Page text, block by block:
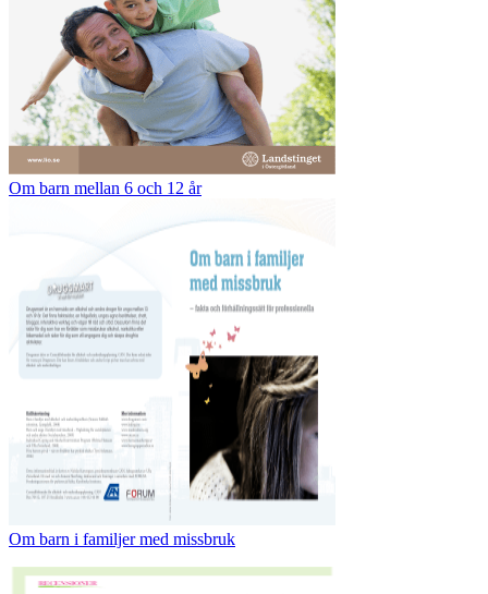
Om barn mellan 6 och 12 år
Om barn i familjer med missbruk